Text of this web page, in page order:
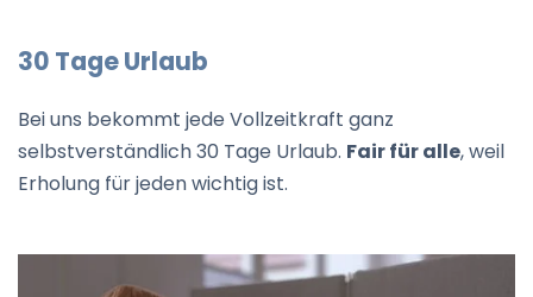
30 Tage Urlaub
Bei uns bekommt jede Vollzeitkraft ganz
selbstverständlich 30 Tage Urlaub. Fair für alle, weil
Erholung für jeden wichtig ist.